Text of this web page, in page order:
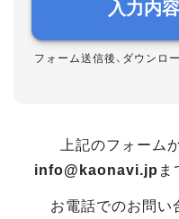
入力内
フォーム送信後、ダウンロ
上記のフォーム
info@kaonavi.jp
お電話でのお問い